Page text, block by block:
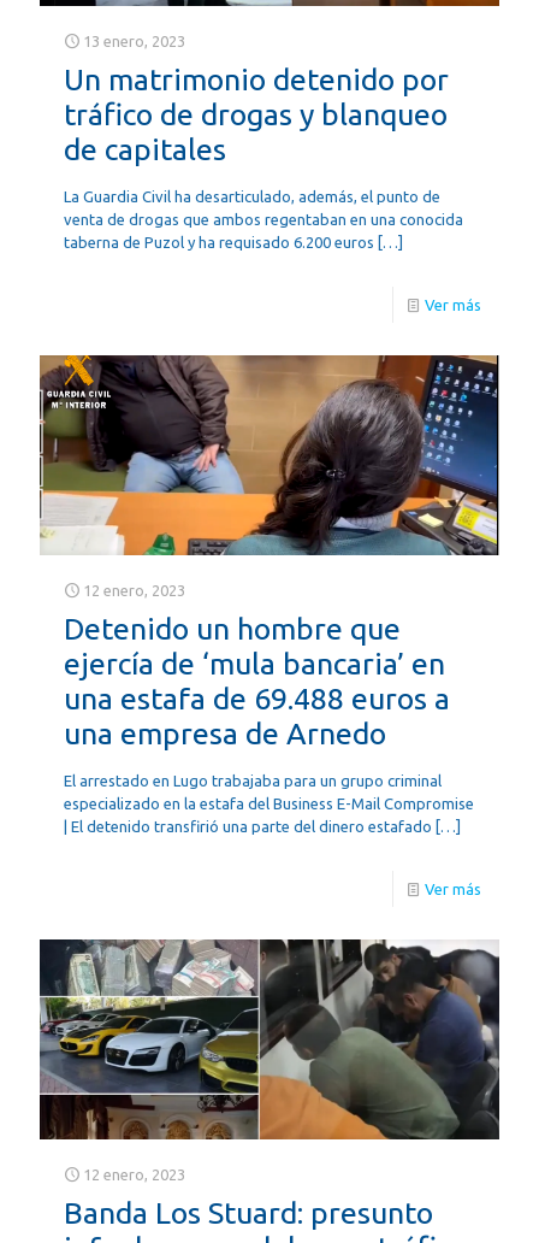
13 enero, 2023
Un matrimonio detenido por
tráfico de drogas y blanqueo
de capitales
La Guardia Civil ha desarticulado, además, el punto de
venta de drogas que ambos regentaban en una conocida
taberna de Puzol y ha requisado 6.200 euros […]
Ver más
12 enero, 2023
Detenido un hombre que
ejercía de ‘mula bancaria’ en
una estafa de 69.488 euros a
una empresa de Arnedo
El arrestado en Lugo trabajaba para un grupo criminal
especializado en la estafa del Business E-Mail Compromise
| El detenido transfirió una parte del dinero estafado […]
Ver más
12 enero, 2023
Banda Los Stuard: presunto